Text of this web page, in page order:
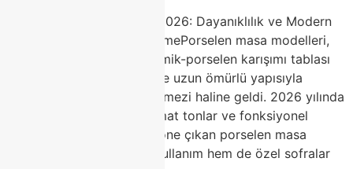
Porselen Masa Modelleri 2026: Dayanıklılık ve Modern
Estetiğin Zirvesi | ClasshomePorselen masa modelleri,
yüksek ısıda pişirilen seramik-porselen karışımı tablası
ile çizilmez, leke tutmaz ve uzun ömürlü yapısıyla
yemek odalarının vazgeçilmezi haline geldi. 2026 yılında
doğal mermer desenleri, mat tonlar ve fonksiyonel
açılabilir mekanizmalarla öne çıkan porselen masa
seçenekleri, hem günlük kullanım hem de özel sofralar